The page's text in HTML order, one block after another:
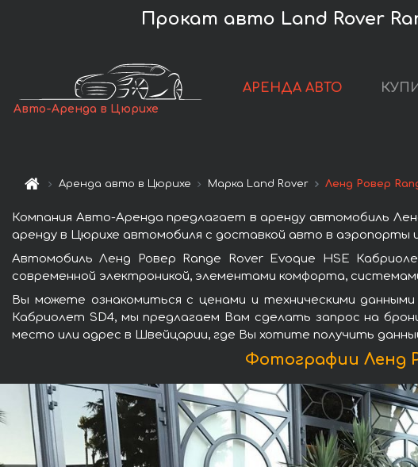
Прокат авто Land Rover
Авто-Аренда в Цюрихе
АРЕНДА АВТО
Аренда авто в Цюрихе Марка Land Rover Ленд Ровер
Компания Авто-Аренда предлагает в аренду автомобиль
аренду в Цюрихе автомобиля с доставкой авто в аэропорты
Автомобиль Ленд Ровер Range Rover Evoque HSE
современной электроникой, элементами комфорта,
Вы можете ознакомиться с ценами и техническими
Кабриолет SD4, мы предлагаем Вам сделать запрос на
место или адрес в Швейцарии, где Вы хотите получить
Фотографии Ленд